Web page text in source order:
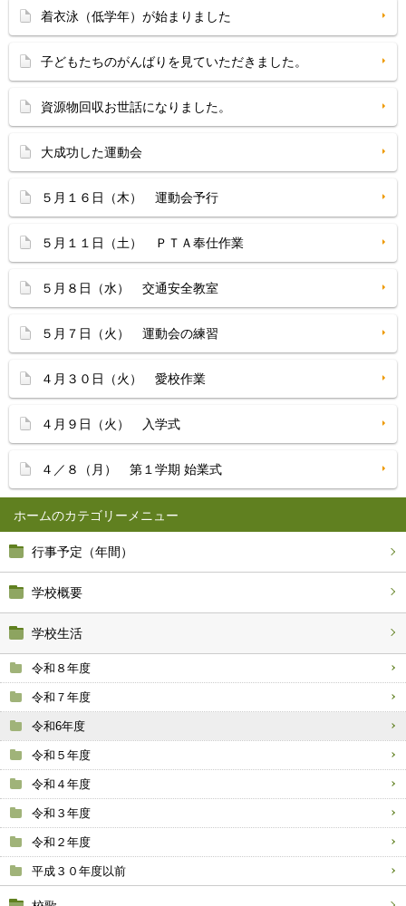
ホーム
行事予定（年間）
学校概要
学校生活
令和８年度
令和７年度
令和6年度
令和５年度
令和４年度
令和３年度
令和２年度
平成３０年度以前
着衣泳（低学年）が始まりました
子どもたちのがんばりを見ていただきました。
資源物回収お世話になりました。
大成功した運動会
５月１６日（木） 運動会予行
５月１１日（土） ＰＴＡ奉仕作業
５月８日（水） 交通安全教室
５月７日（火） 運動会の練習
４月３０日（火） 愛校作業
４月９日（火） 入学式
４／８（月） 第１学期 始業式